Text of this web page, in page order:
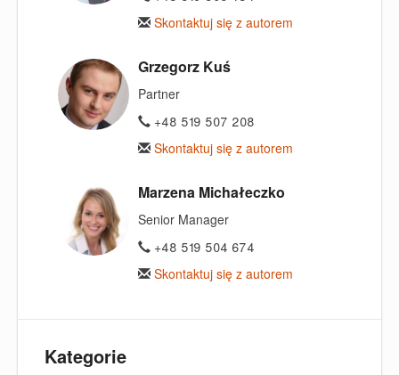
Skontaktuj się z autorem
Grzegorz Kuś
Partner
+48 519 507 208
Skontaktuj się z autorem
Marzena Michałeczko
Senior Manager
+48 519 504 674
Skontaktuj się z autorem
Kategorie